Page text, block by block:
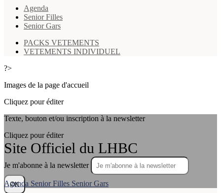
Agenda
Senior Filles
Senior Gars
PACKS VETEMENTS
VETEMENTS INDIVIDUEL
?>
Images de la page d'accueil
Cliquez pour éditer
Texte, bouton et/ou inscription à la newsletter
Cliquez pour éditer
Site Officiel du LHBC
Je m'abonne à la newsletter
OK
Agenda Senior Filles Senior Gars